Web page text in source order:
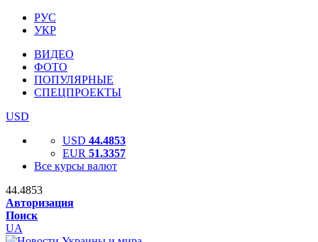
РУС
УКР
ВИДЕО
ФОТО
ПОПУЛЯРНЫЕ
СПЕЦПРОЕКТЫ
USD
USD 44.4853
EUR 51.3357
Все курсы валют
44.4853
Авторизация
Поиск
UA